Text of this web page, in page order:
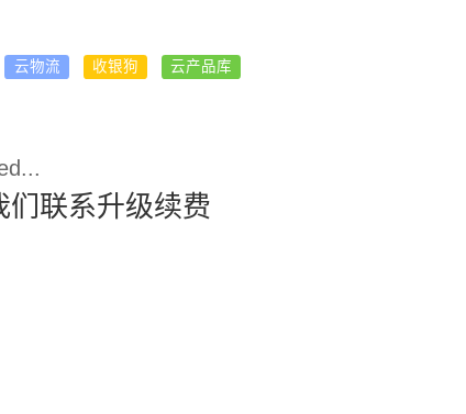
云物流 收银狗 云产品库
们联系升级续费